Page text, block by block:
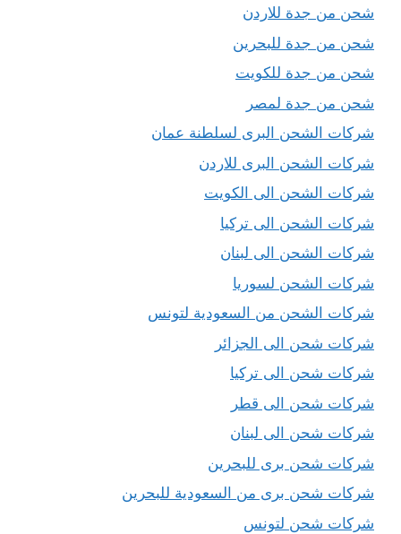
شحن من جدة للاردن
شحن من جدة للبحرين
شحن من جدة للكويت
شحن من جدة لمصر
شركات الشحن البرى لسلطنة عمان
شركات الشحن البرى للاردن
شركات الشحن الى الكويت
شركات الشحن الى تركيا
شركات الشحن الى لبنان
شركات الشحن لسوريا
شركات الشحن من السعودية لتونس
شركات شحن الى الجزائر
شركات شحن الى تركيا
شركات شحن الى قطر
شركات شحن الى لبنان
شركات شحن برى للبحرين
شركات شحن برى من السعودية للبحرين
شركات شحن لتونس